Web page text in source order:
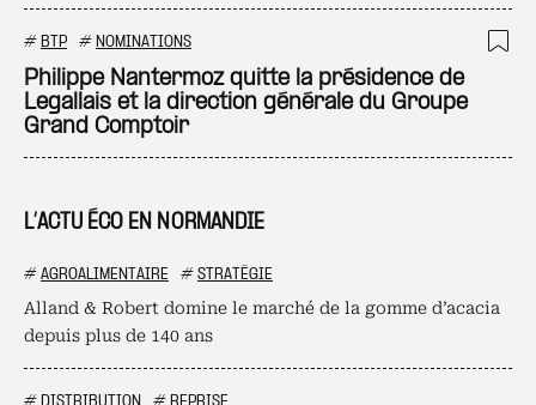
L’ACTU ÉCO EN NORMANDIE
# AGROALIMENTAIRE # STRATÉGIE
Alland & Robert domine le marché de la gomme d’acacia
depuis plus de 140 ans
# BTP # NOMINATIONS
Philippe Nantermoz quitte la présidence de
Legallais et la direction générale du Groupe
Grand Comptoir